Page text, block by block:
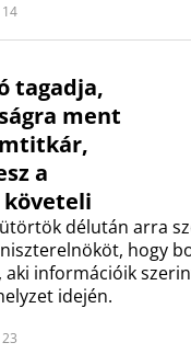
14
tagadja,
ment
a
délután arra
hogy
aki információik
idején.
23